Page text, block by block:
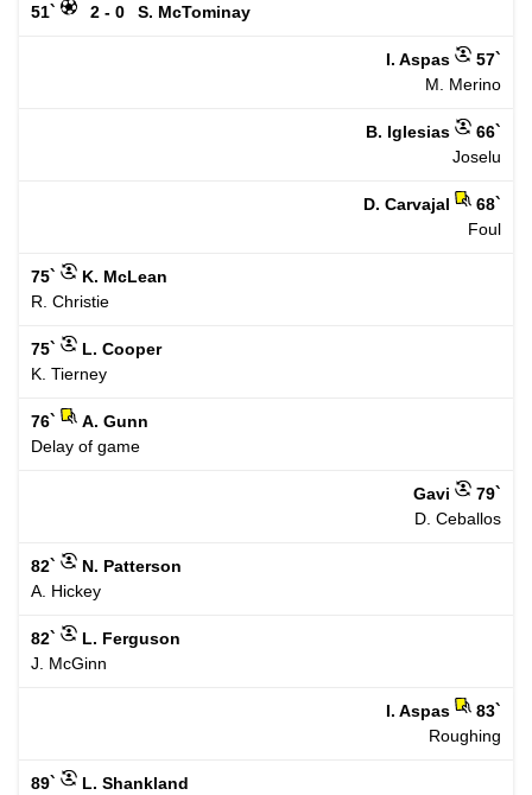
51` 2 - 0 S. McTominay
I. Aspas
57`
M. Merino
B. Iglesias
66`
Joselu
D. Carvajal
68`
Foul
75`
K. McLean
R. Christie
75`
L. Cooper
K. Tierney
76`
A. Gunn
Delay of game
Gavi
79`
D. Ceballos
82`
N. Patterson
A. Hickey
82`
L. Ferguson
J. McGinn
I. Aspas
83`
Roughing
89` L. Shankland